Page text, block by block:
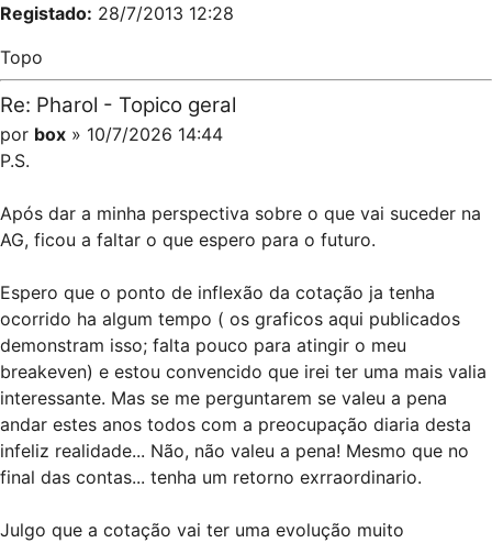
Registado: 28/7/2013 12:28
Topo
Re: Pharol - Topico geral
por box » 10/7/2026 14:44
P.S.
Após dar a minha perspectiva sobre o que vai suceder na
AG, ficou a faltar o que espero para o futuro.
Espero que o ponto de inflexão da cotação ja tenha
ocorrido ha algum tempo ( os graficos aqui publicados
demonstram isso; falta pouco para atingir o meu
breakeven) e estou convencido que irei ter uma mais valia
interessante. Mas se me perguntarem se valeu a pena
andar estes anos todos com a preocupação diaria desta
infeliz realidade... Não, não valeu a pena! Mesmo que no
final das contas... tenha um retorno exrraordinario.
Julgo que a cotação vai ter uma evolução muito